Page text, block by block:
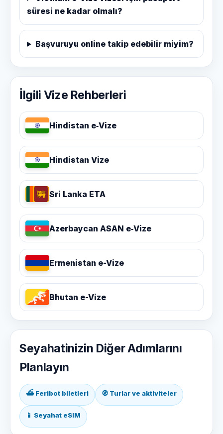
süresi ne kadar olmalı?
Başvuruyu online takip edebilir miyim?
İlgili Vize Rehberleri
Hindistan e‑Vize
Hindistan Vize
Sri Lanka ETA
Azerbaycan ASAN e‑Vize
Ermenistan e-Vize
Bhutan e-Vize
Seyahatinizin Diğer Adımlarını
Planlayın
⛴ Feribot biletleri 🧭 Turlar ve aktiviteler
📱 Seyahat eSIM